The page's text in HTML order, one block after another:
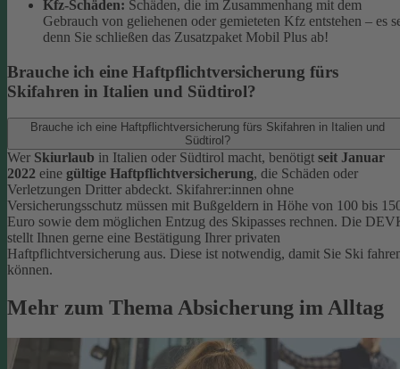
Kfz-Schäden: Schäden, die im Zusammenhang mit dem
Gebrauch von geliehenen oder gemieteten Kfz entstehen – es
denn Sie schließen das Zusatzpaket Mobil Plus ab!
Brauche ich eine Haftpflichtversicherung fürs
Skifahren in Italien und Südtirol?
Brauche ich eine Haftpflichtversicherung fürs Skifahren in Italien und
Südtirol?
Wer Skiurlaub in Italien oder Südtirol macht, benötigt seit Januar
2022 eine gültige Haftpflichtversicherung, die Schäden oder
Verletzungen Dritter abdeckt. Skifahrer:innen ohne
Versicherungsschutz müssen mit Bußgeldern in Höhe von 100 bis
Euro sowie dem möglichen Entzug des Skipasses rechnen. Die
stellt Ihnen gerne eine Bestätigung Ihrer privaten
Haftpflichtversicherung aus. Diese ist notwendig, damit Sie Ski
können.
Mehr zum Thema Absicherung im Alltag